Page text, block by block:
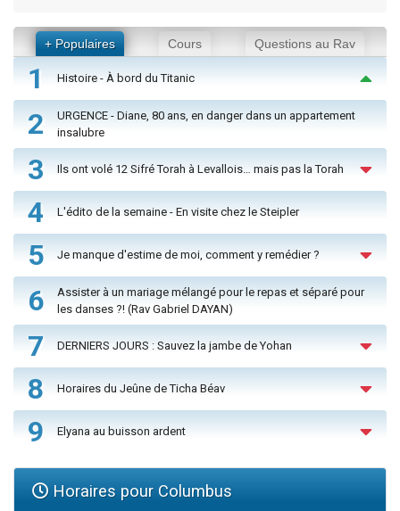
+ Populaires Cours Questions au Rav
1 Histoire - À bord du Titanic
2
URGENCE - Diane, 80 ans, en danger dans un appartement
insalubre
3 Ils ont volé 12 Sifré Torah à Levallois… mais pas la Torah
4 L'édito de la semaine - En visite chez le Steipler
5 Je manque d'estime de moi, comment y remédier ?
6
Assister à un mariage mélangé pour le repas et séparé pour
les danses ?! (Rav Gabriel DAYAN)
7 DERNIERS JOURS : Sauvez la jambe de Yohan
8 Horaires du Jeûne de Ticha Béav
9 Elyana au buisson ardent
Horaires pour Columbus